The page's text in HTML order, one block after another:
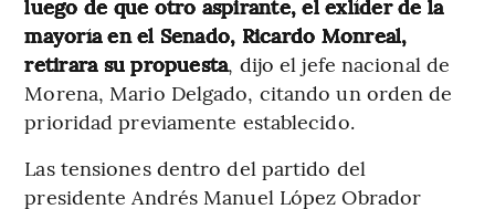
luego de que otro aspirante, el exlíder de la
mayoría en el Senado, Ricardo Monreal,
retirara su propuesta, dijo el jefe nacional de
Morena, Mario Delgado, citando un orden de
prioridad previamente establecido.
Las tensiones dentro del partido del
presidente Andrés Manuel López Obrador